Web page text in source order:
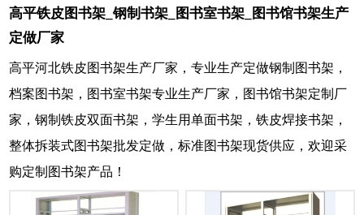
高平铁皮图书架_钢制书架_图书室书架_图书馆书架生产
定做厂家
高平河北铁皮图书架生产厂家，专业生产定做钢制图书架，
档案图书架，图书室书架专业生产厂家，图书馆书架定制厂
家，钢制铁皮双面书架，学生用单面书架，铁皮焊接书架，
整体拆装式图书架批发定做，标准图书架现货供应，欢迎采
购定制图书架产品！